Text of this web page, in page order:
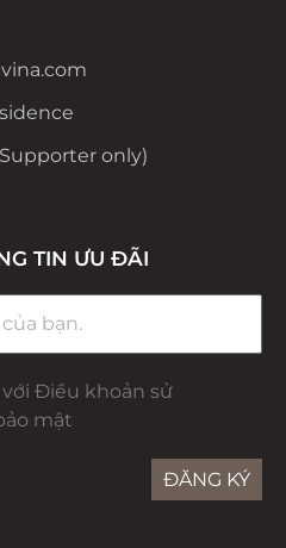
only)
TIN ƯU ĐÃI
Điều khoản sử
mật
ĐĂNG KÝ